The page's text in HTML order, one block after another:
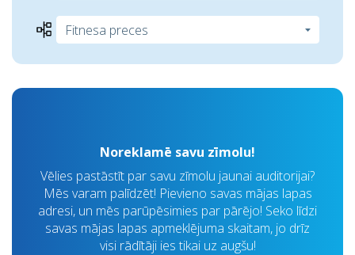
Noreklamē savu zīmolu!
Vēlies pastāstīt par savu zīmolu jaunai auditorijai?
Mēs varam palīdzēt! Pievieno savas mājas lapas
adresi, un mēs parūpēsimies par pārējo! Seko līdzi
savas mājas lapas apmeklējuma skaitam, jo drīz
visi rādītāji ies tikai uz augšu!